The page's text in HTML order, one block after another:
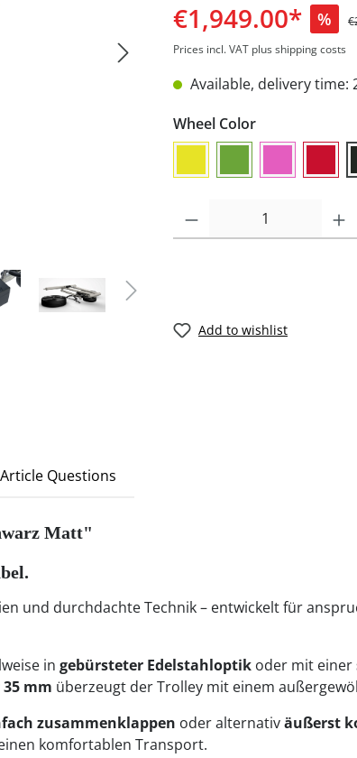
€1,949.00* %
Prices incl. VAT plus shipping costs
Available, delivery time:
Wheel Color
Add to wishlist
Article Questions
Matt"
und durchdachte Technik – entwickelt für
in gebürsteter Edelstahloptik oder mit einer
mm überzeugt der Trolley mit einem
zusammenklappen oder alternativäußerst
komfortablen Transport.